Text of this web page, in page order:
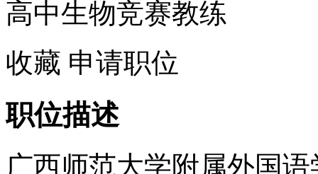
高中生物竞赛教练
收藏 申请职位
职位描述
广西师范大学附属外国